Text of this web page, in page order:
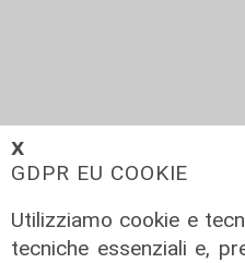
𝗫
GDPR EU COOKIE
Utilizziamo cookie e
tecniche essenziali e,
Spionaggio
Energia
02/10/2019